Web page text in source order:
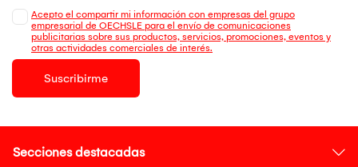
Acepto el compartir mi información con empresas del grupo
empresarial de OECHSLE para el envío de comunicaciones
publicitarias sobre sus productos, servicios, promociones, eventos y
otras actividades comerciales de interés.
Suscribirme
Secciones destacadas